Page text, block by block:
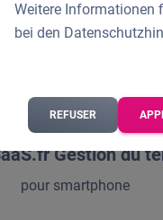
Gestion du
pour smartphone
Weitere Informationen
bei den
REFUSER